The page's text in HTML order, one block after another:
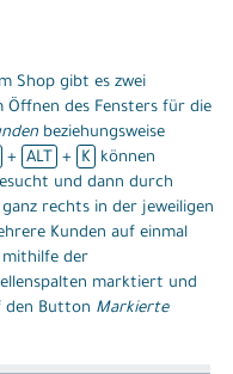
Shop gibt es zwei
Öffnen des Fensters für die
beziehungsweise
+ ALT + K können
und dann durch
rechts in der jeweiligen
Kunden auf einmal
mithilfe der
marktiert und
den Button Markierte